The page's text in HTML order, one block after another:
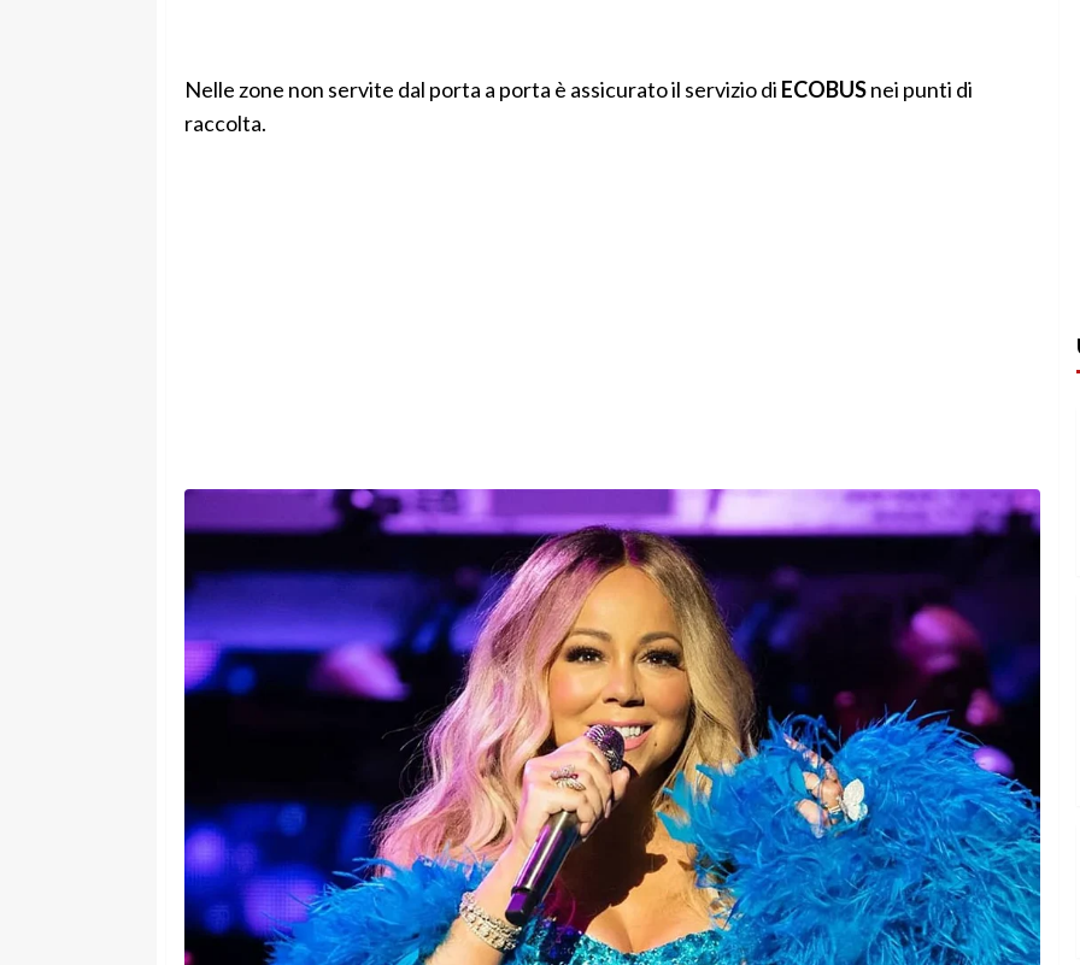
Nelle zone non servite dal porta a porta è assicurato il servizio di ECOBUSnei punti di
raccolta.